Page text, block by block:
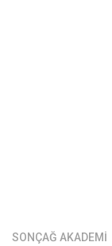
SONÇAĞ AKADEMİ